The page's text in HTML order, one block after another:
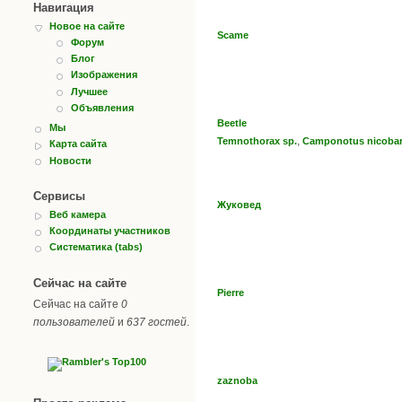
Навигация
Новое на сайте
Форум
Блог
Изображения
Лучшее
Объявления
Мы
Карта сайта
Новости
Сервисы
Веб камера
Координаты участников
Систематика (tabs)
Сейчас на сайте
Сейчас на сайте 0
пользователей и 637 гостей
Scame
Beetle
Temnothorax sp., Camponotus
Жуковед
Pierre
zaznoba